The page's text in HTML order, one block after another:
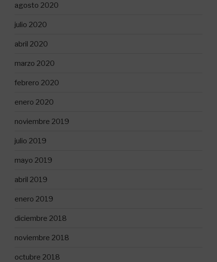
agosto 2020
julio 2020
abril 2020
marzo 2020
febrero 2020
enero 2020
noviembre 2019
julio 2019
mayo 2019
abril 2019
enero 2019
diciembre 2018
noviembre 2018
octubre 2018